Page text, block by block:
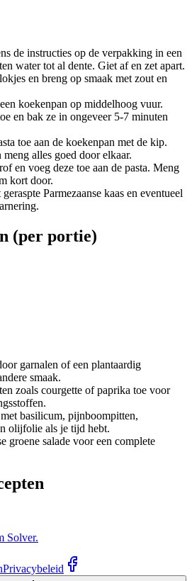
de instructies op de verpakking in een
water tot al dente. Giet af en zet apart.
en breng op smaak met zout en
koekenpan op middelhoog vuur.
en bak ze in ongeveer 5-7 minuten
toe aan de koekenpan met de kip.
meng alles goed door elkaar.
en voeg deze toe aan de pasta. Meng
kort door.
Parmezaanse kaas en eventueel
(per portie)
garnalen of een plantaardig
smaak.
zoals courgette of paprika toe voor
basilicum, pijnboompitten,
olijfolie als je tijd hebt.
groene salade voor een complete
Solver.
Privacybeleid